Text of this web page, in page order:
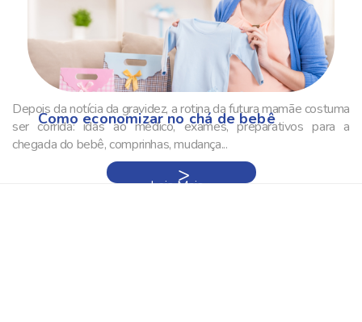
Como economizar no chá de bebê
Depois da notícia da gravidez, a rotina da futura mamãe costuma
ser corrida: idas ao médico, exames, preparativos para a
chegada do bebê, comprinhas, mudança...
Leia Mais »